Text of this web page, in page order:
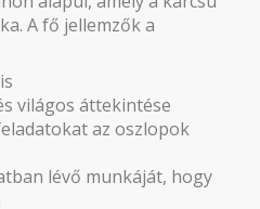
A fő jellemzők a
világos áttekintése
az oszlopok
lévő munkáját, hogy